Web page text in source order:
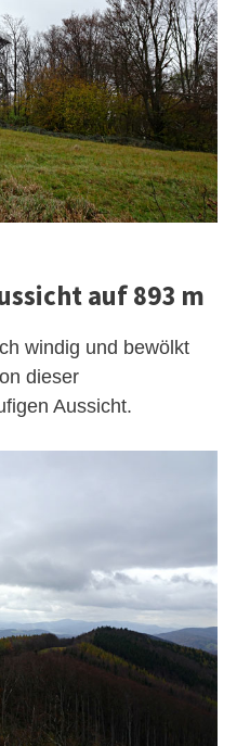
auf 893 m
windig und bewölkt
dieser
Aussicht.